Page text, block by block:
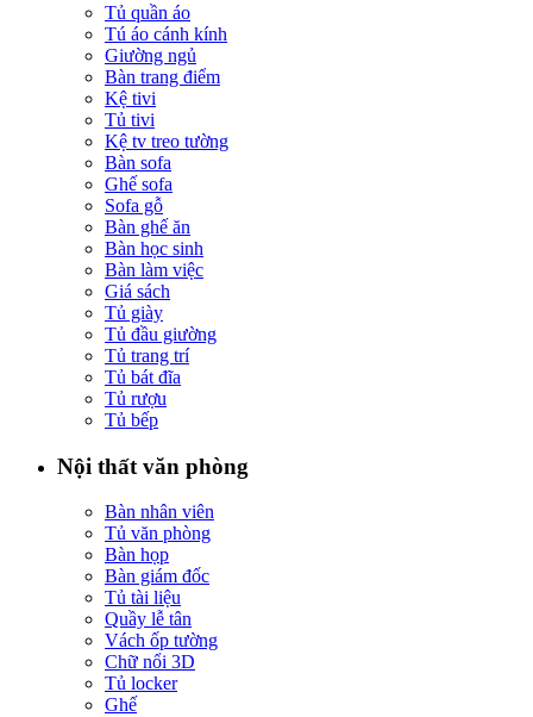
Tủ quần áo
Tú áo cánh kính
Giường ngủ
Bàn trang điểm
Kệ tivi
Tủ tivi
Kệ tv treo tường
Bàn sofa
Ghế sofa
Sofa gỗ
Bàn ghế ăn
Bàn học sinh
Bàn làm việc
Giá sách
Tủ giày
Tủ đầu giường
Tủ trang trí
Tủ bát đĩa
Tủ rượu
Tủ bếp
Nội thất văn phòng
Bàn nhân viên
Tủ văn phòng
Bàn họp
Bàn giám đốc
Tủ tài liệu
Quầy lễ tân
Vách ốp tường
Chữ nổi 3D
Tủ locker
Ghế